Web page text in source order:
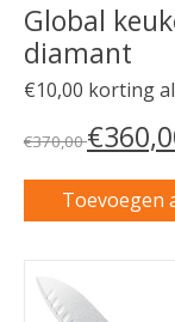
Global
diamant
€10,00 korting
€370,00
Toevoegen
Carrousel van